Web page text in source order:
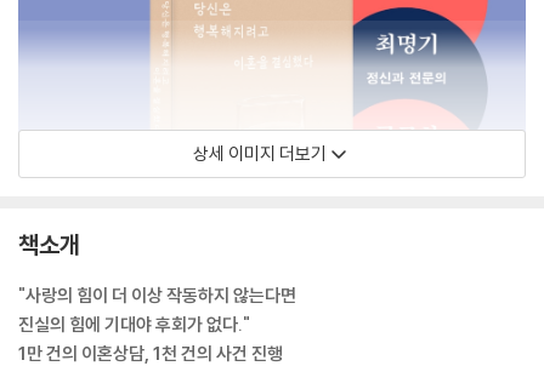
상세 이미지 더보기
책소개
"사랑의 힘이 더 이상 작동하지 않는다면
진실의 힘에 기대야 후회가 없다."
1만 건의 이혼상담, 1천 건의 사건 진행